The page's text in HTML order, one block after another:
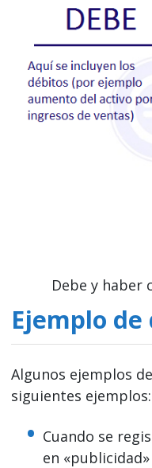
Debe y haber
Ejemplo
Algunos ejemplos
siguientes ejemplos:
Cuando se
en «publicidad»